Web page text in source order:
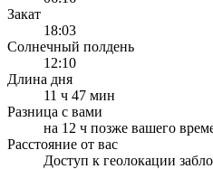
Закат
18:03
Солнечный полдень
12:10
Длина дня
11 ч 47 мин
Разница с вами
на 12 ч позже вашего
Расстояние от вас
Доступ к геолокации